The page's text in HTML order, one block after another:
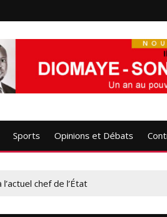
Sports Opinions et Débats
chef de l’État